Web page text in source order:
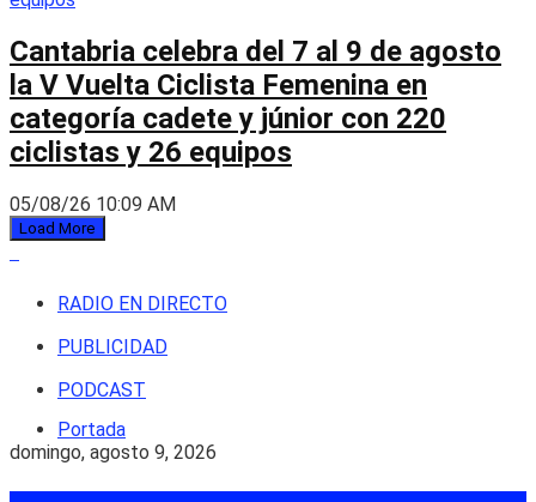
Cantabria celebra del 7 al 9 de agosto
la V Vuelta Ciclista Femenina en
categoría cadete y júnior con 220
ciclistas y 26 equipos
05/08/26 10:09 AM
Load More
RADIO EN DIRECTO
PUBLICIDAD
PODCAST
domingo, agosto 9, 2026
Portada